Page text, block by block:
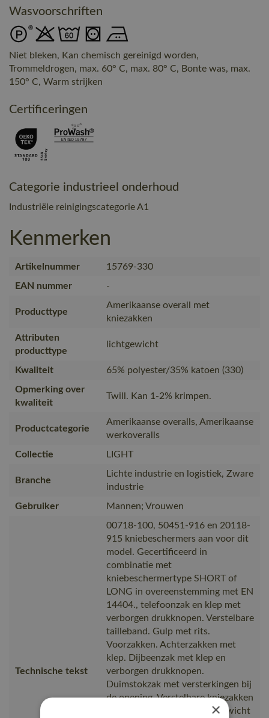
Wasvoorschriften
Niet bleken, Kan chemisch gereinigd worden,
Trommeldrogen, max. 60° C, max. 80° C, Bonte was, max.
150° C, Warm strijken
Certificeringen
Categorie industrieel onderhoud
Industriële reinigingscategorie A1
Kenmerken
Artikelnummer
15769-330
EAN nummer
-
Producttype
Amerikaanse overall met
kniezakken
Attributen
producttype
lichtgewicht
Kwaliteit
65% polyester/35% katoen (330)
Opmerking over
kwaliteit
Twill. Kan 1-2% krimpen.
Productcategorie
Amerikaanse overalls, Amerikaanse
werkoveralls
Collectie
LIGHT
Branche
Lichte industrie en logistiek, Zware
industrie
Gebruiker
Mannen; Vrouwen
Technische tekst
00718-100, 50451-916 en 20118-
915 kniebeschermers aan voor dit
model. Gecertificeerd in
combinatie met
kniebeschermertype SHORT of
LONG in overeenstemming met EN
14404., telefoonzak en klep met
verborgen drukknopen. Verstelbare
tailleband. Gulp met rits.
Voorzakken. Achterzakken met
klep. Dijbeenzak met klep en
verborgen drukknopen.
Duimstokzak met versterkingen bij
de opening. Verstelbare kniezakken
van polyester. Contr, Lichtgewicht
×